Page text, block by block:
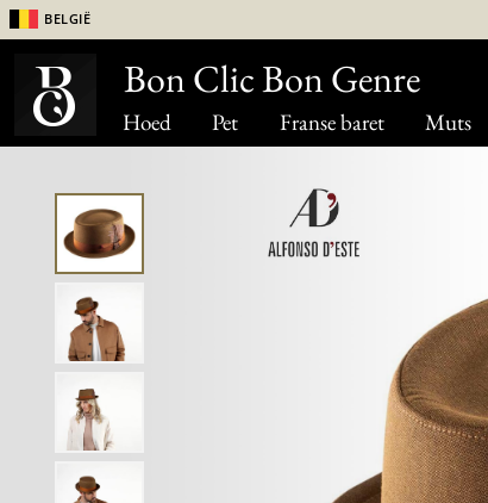
Hoed Pet Franse baret Muts
België
Bon Clic Bon Genre